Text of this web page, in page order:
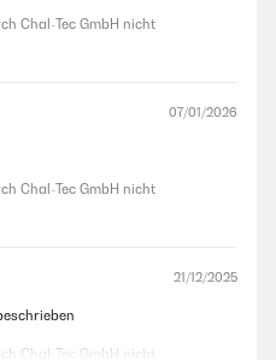
Chal-Tec GmbH nicht
07/01/2026
Chal-Tec GmbH nicht
21/12/2025
Chal-Tec GmbH nicht